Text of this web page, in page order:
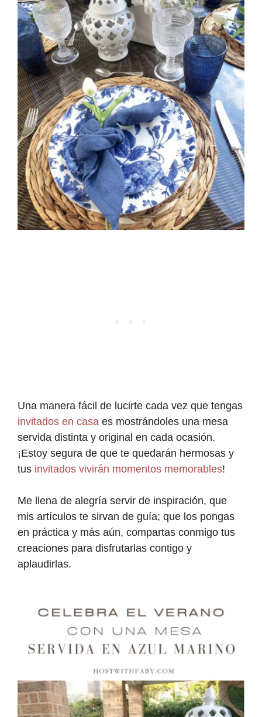
Una manera fácil de lucirte cada vez que tengas
invitados en casa es mostrándoles una mesa
servida distinta y original en cada ocasión.
¡Estoy segura de que te quedarán hermosas y
tus invitados vivirán momentos memorables!
Me llena de alegría servir de inspiración, que
mis artículos te sirvan de guía; que los pongas
en práctica y más aún, compartas conmigo tus
creaciones para disfrutarlas contigo y
aplaudirlas.